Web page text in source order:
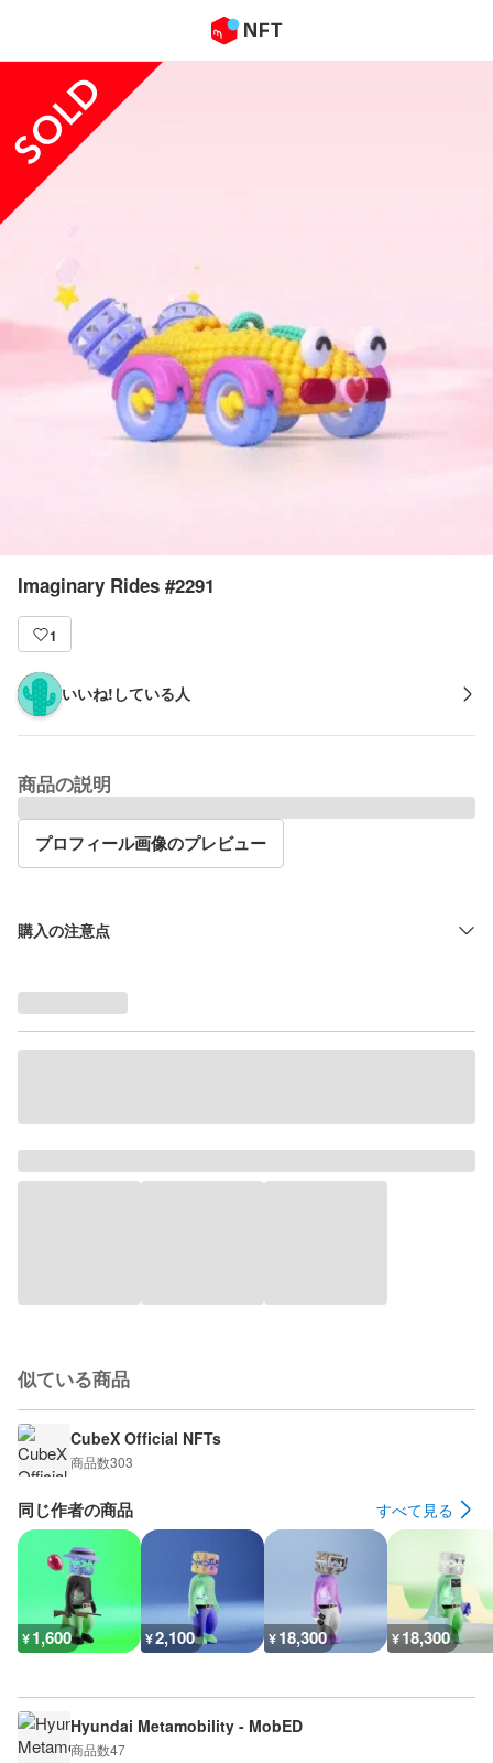
Imaginary Rides #2291
1
いいね!している人
商品の説明
プロフィール画像のプレビュー
購入の注意点
似ている商品
CubeX Official NFTs
商品数303
同じ作者の商品 すべて見る
¥1,600 ¥2,100 ¥18,300 ¥18,300
Hyundai Metamobility - MobED
商品数47